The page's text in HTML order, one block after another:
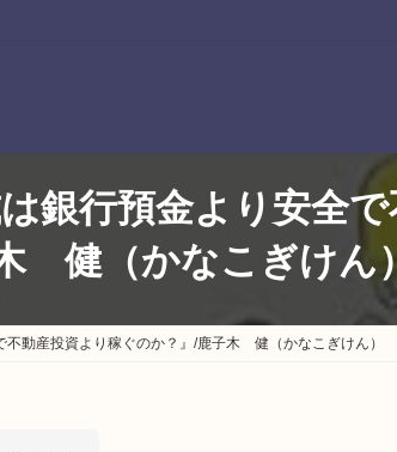
銀行預金より安全
健（かなこぎけ
不動産投資より稼ぐのか？』/鹿子木 健（かなこぎけん）